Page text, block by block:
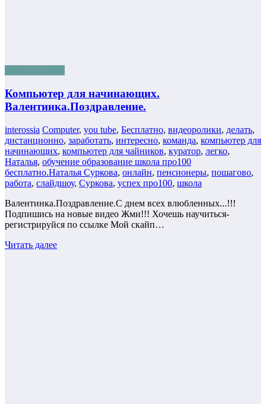
Компьютер для начинающих.
Валентинка.Поздравление.
interossia Computer, you tube, Бесплатно, видеоролики, делать,
дистанционно, заработать, интересно, команда, компьютер для
начинающих, компьютер для чайников, куратор, легко,
Наталья, обучение образование школа про100
бесплатно.Наталья Суркова, онлайн, пенсионеры, пошагово,
работа, слайдшоу, Суркова, успех про100, школа
Валентинка.Поздравление.С днем всех влюбленных...!!!
Подпишись на новые видео Жми!!! Хочешь научиться-
регистрируйся по ссылке Мой скайп…
Читать далее